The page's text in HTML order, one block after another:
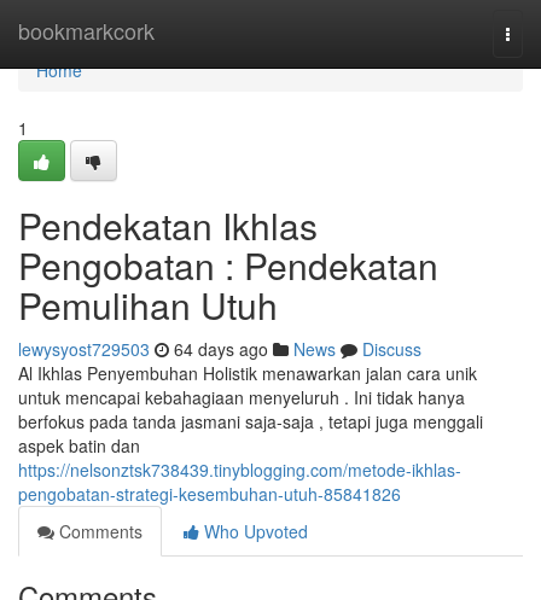
bookmarkcork
Home
Home
1
Pendekatan Ikhlas
Pengobatan : Pendekatan
Pemulihan Utuh
lewysyost729503 64 days ago News
Discuss
Al Ikhlas Penyembuhan Holistik menawarkan jalan cara unik
untuk mencapai kebahagiaan menyeluruh . Ini tidak hanya
berfokus pada tanda jasmani saja-saja , tetapi juga menggali
aspek batin dan
https://nelsonztsk738439.tinyblogging.com/metode-ikhlas-
pengobatan-strategi-kesembuhan-utuh-85841826
Comments
Who Upvoted